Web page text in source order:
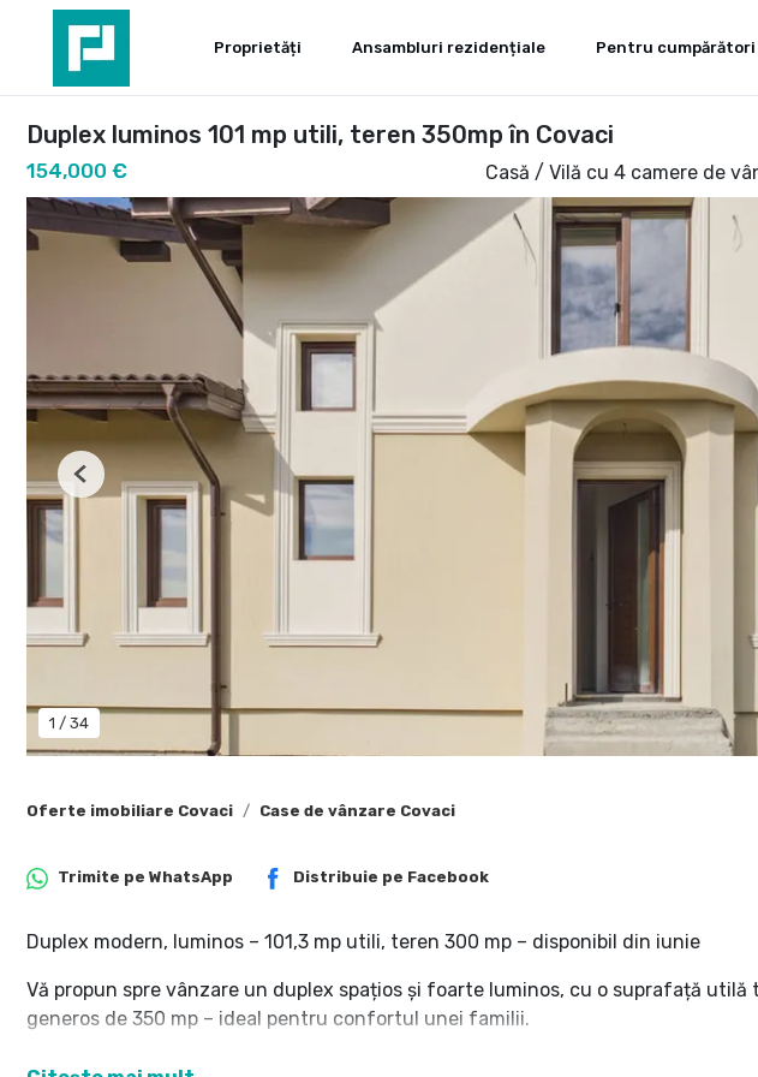
Proprietăți Ansambluri rezidențiale Pentru cumpărători
Duplex luminos 101 mp utili, teren 350mp în Covaci
154,000 € Casă / Vilă cu 4 camere de
1 / 34
Previous
Oferte imobiliare Covaci Case de vânzare Covaci
Trimite pe WhatsApp Distribuie pe Facebook
Duplex modern, luminos – 101,3 mp utili, teren 300 mp – disponibil din iunie
Vă propun spre vânzare un duplex spațios și foarte luminos, cu o suprafață utilă
generos de 350 mp – ideal pentru confortul unei familii.
Compartimentare inteligentă: